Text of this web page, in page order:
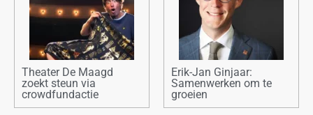
Theater De Maagd
zoekt steun via
crowdfundactie
Erik-Jan Ginjaar:
Samenwerken om te
groeien